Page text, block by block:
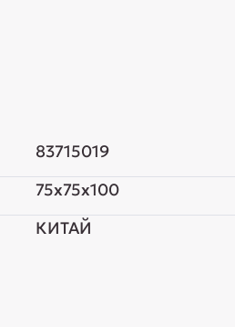
83715019
75x75x100
КИТАЙ